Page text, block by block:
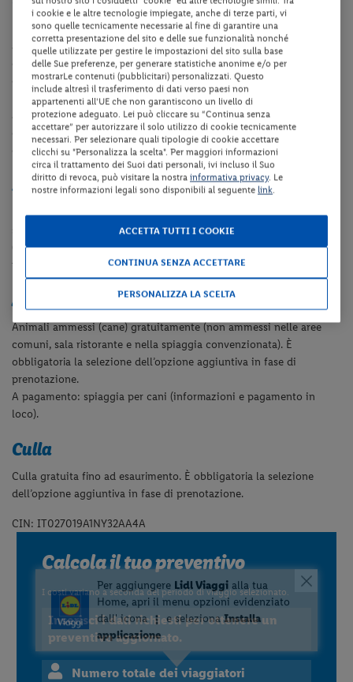
camere Classic, di ca. 12 mq, sono dotate di servizi privati,
asciugacapelli, aria condizionata, telefono, TV satellitare,
collegamento internet Wi-Fi, minibar (consumazioni a pagamento),
cassaforte e balcone privato.
camere Comfort, di ca. 16 mq, sono dotate di servizi privati,
asciugacapelli, aria condizionata, telefono, TV satellitare,
collegamento internet Wi-Fi, minibar (consumazioni a pagamento),
cassaforte e balcone privato.
Spiaggia
La spiaggia di sabbia si trova a ca. 200 m dalla struttura. Il servizio
spiaggia comprende 1 ombrellone, 1 sdraio ed 1 lettino per camera
(valido dal 14/05 al 20/09 ca. - secondo condizioni
metereologiche).
Animali
Animali ammessi (cane) gratuitamente (non ammessi nelle aree
comuni, sala ristorante e nella spiaggia convenzionata). È
obbligatoria la selezione dell’opzione aggiuntiva in fase di
prenotazione.
A pagamento: spiaggia per cani (informazioni e pagamento in
loco).
Culla
Culla gratuita fino ad esaurimento. È obbligatoria la selezione
dell’opzione aggiuntiva in fase di prenotazione.
CIN: IT027019A1NY32AA4A
Calcola il tuo preventivo
I costi variano a seconda del periodo di viaggio selezionato.
Inserisci i dati richiesti per ottenere un
preventivo aggiornato.
Numero totale dei viaggiatori
i cookie e le altre tecnologie impiegate, anche di terze parti, vi
sono quelle tecnicamente necessarie al fine di garantire una
corretta presentazione del sito e delle sue funzionalità nonché
quelle utilizzate per gestire le impostazioni del sito sulla base
delle Sue preferenze, per generare statistiche anonime e/o per
mostrarLe contenuti (pubblicitari) personalizzati. Questo
include altresì il trasferimento di dati verso paesi non
appartenenti all'UE che non garantiscono un livello di
protezione adeguato. Lei può cliccare su “Continua senza
accettare” per autorizzare il solo utilizzo di cookie tecnicamente
necessari. Per selezionare quali tipologie di cookie accettare
clicchi su "Personalizza la scelta". Per maggiori informazioni
circa il trattamento dei Suoi dati personali, ivi incluso il Suo
diritto di revoca, può visitare la nostra informativa privacy. Le
nostre informazioni legali sono disponibili al seguente link.
ACCETTA TUTTI I COOKIE
CONTINUA SENZA ACCETTARE
PERSONALIZZA LA SCELTA